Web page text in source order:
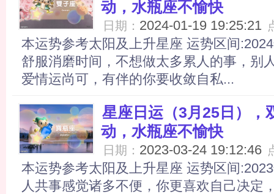
动，水瓶座不愉快
日期： 2024-01-19 19:25:21
本运势参考太阳及上升星座 运势区间
舒服消磨时间，不想做太多累人的事，别
爱情运尚可，有伴的你要收敛自私...
星座日运（3月25日），
动，水瓶座不愉快
日期： 2023-03-24 19:12:46
本运势参考太阳及上升星座 运势区间
人共事感觉诸多不便，你更喜欢自己决定